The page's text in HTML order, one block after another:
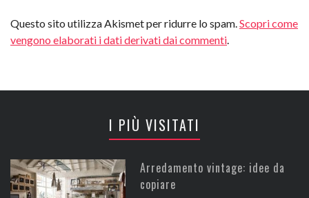
Questo sito utilizza Akismet per ridurre lo spam.Scopri come
vengono elaborati i dati derivati dai commenti.
I PIÙ VISITATI
Arredamento vintage: idee da
copiare